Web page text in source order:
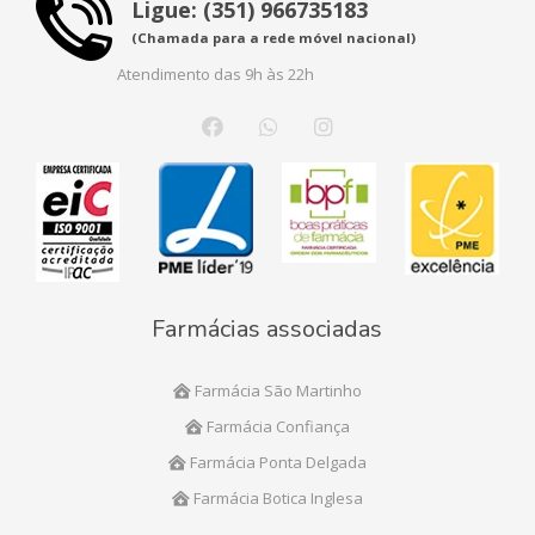
Ligue: (351) 966735183
(Chamada para a rede móvel nacional)
Atendimento das 9h às 22h
Farmácias associadas
Farmácia São Martinho
Farmácia Confiança
Farmácia Ponta Delgada
Farmácia Botica Inglesa